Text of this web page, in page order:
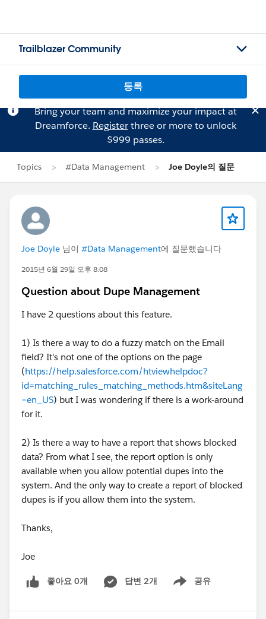
Trailblazer Community
등록
Bring your team and maximize your impact at
Dreamforce. Registerthree or more to unlock
$999 passes.
Topics #Data Management Joe Doyle의 질문
Joe Doyle 님이 #Data Management에 질문했습니다
2015년 6월 29일 오후 8:08
Question about Dupe Management
I have 2 questions about this feature.
1) Is there a way to do a fuzzy match on the Email
field? It's not one of the options on the page
(https://help.salesforce.com/htviewhelpdoc?
id=matching_rules_matching_methods.htm&siteLang
=en_US) but I was wondering if there is a work-around
for it.
2) Is there a way to have a report that shows blocked
data? From what I see, the report option is only
available when you allow potential dupes into the
system. And the only way to create a report of blocked
dupes is if you allow them into the system.
Thanks,
Joe
좋아요 0개 답변 2개 공유
Show menu